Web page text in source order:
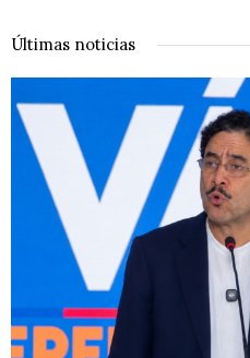
Últimas noticias